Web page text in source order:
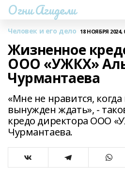
Огни Агидели
Человек и его дело 18 НОЯБРЯ 2024,
Жизненное
ООО «УЖКХ»
Чурмантаева
«Мне не нравится,
вынужден ждать», -
кредо директора ООО
Чурмантаева.